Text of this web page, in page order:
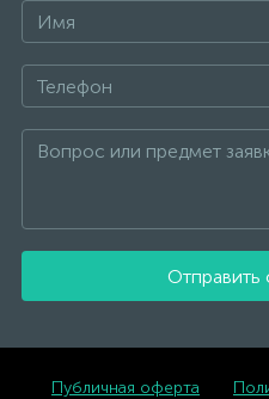
Публичная оферта